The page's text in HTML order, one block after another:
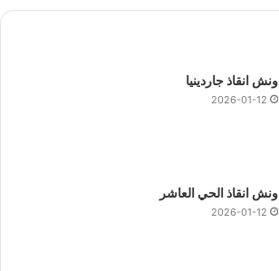
ونش انقاذ جاردينيا
2026-01-12
ونش انقاذ الحي العاشر
2026-01-12